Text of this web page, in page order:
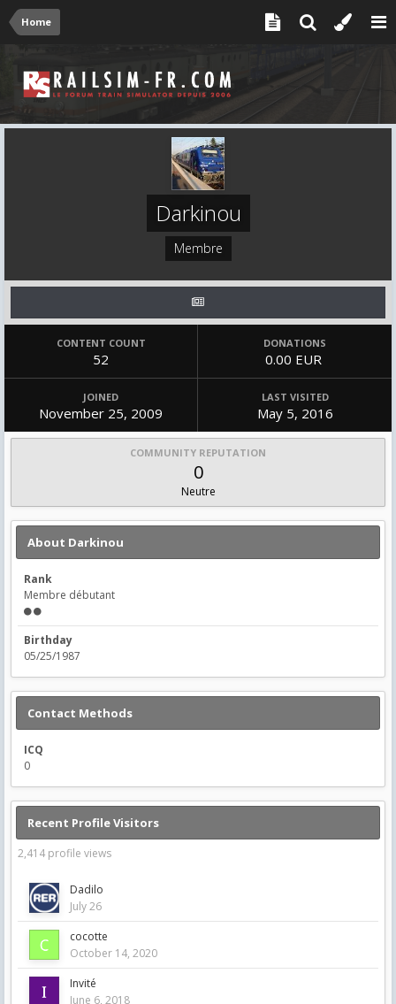
Home
Darkinou
Membre
CONTENT COUNT
52
DONATIONS
0.00 EUR
JOINED
November 25, 2009
LAST VISITED
May 5, 2016
COMMUNITY REPUTATION
0
Neutre
About Darkinou
Rank
Membre débutant
Birthday
05/25/1987
Contact Methods
ICQ
0
Recent Profile Visitors
2,414 profile views
Dadilo
July 26
cocotte
October 14, 2020
Invité
June 6, 2018